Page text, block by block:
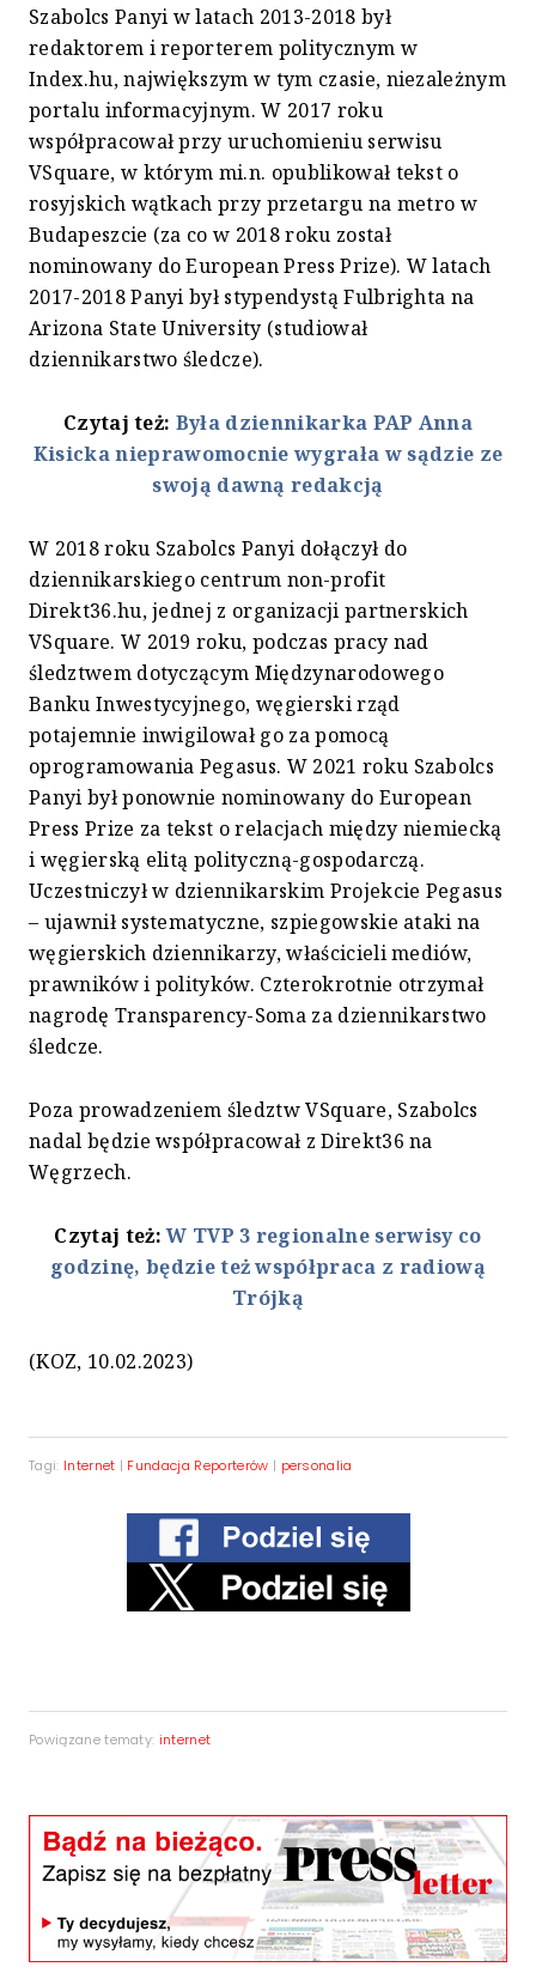
Szabolcs Panyi w latach 2013-2018 był
redaktorem i reporterem politycznym w
Index.hu, największym w tym czasie, niezależnym
portalu informacyjnym. W 2017 roku
współpracował przy uruchomieniu serwisu
VSquare, w którym mi.n. opublikował tekst o
rosyjskich wątkach przy przetargu na metro w
Budapeszcie (za co w 2018 roku został
nominowany do European Press Prize). W latach
2017-2018 Panyi był stypendystą Fulbrighta na
Arizona State University (studiował
dziennikarstwo śledcze).
Czytaj też: Była dziennikarka PAP Anna
Kisicka nieprawomocnie wygrała w sądzie ze
swoją dawną redakcją
W 2018 roku Szabolcs Panyi dołączył do
dziennikarskiego centrum non-profit
Direkt36.hu, jednej z organizacji partnerskich
VSquare. W 2019 roku, podczas pracy nad
śledztwem dotyczącym Międzynarodowego
Banku Inwestycyjnego, węgierski rząd
potajemnie inwigilował go za pomocą
oprogramowania Pegasus. W 2021 roku Szabolcs
Panyi był ponownie nominowany do European
Press Prize za tekst o relacjach między niemiecką
i węgierską elitą polityczną-gospodarczą.
Uczestniczył w dziennikarskim Projekcie Pegasus
– ujawnił systematyczne, szpiegowskie ataki na
węgierskich dziennikarzy, właścicieli mediów,
prawników i polityków. Czterokrotnie otrzymał
nagrodę Transparency-Soma za dziennikarstwo
śledcze.
Poza prowadzeniem śledztw VSquare, Szabolcs
nadal będzie współpracował z Direkt36 na
Węgrzech.
Czytaj też:W TVP 3 regionalne serwisy co
godzinę, będzie też współpraca z radiową
Trójką
(KOZ, 10.02.2023)
Tagi: Internet | Fundacja Reporterów | personalia
Powiązane tematy: internet